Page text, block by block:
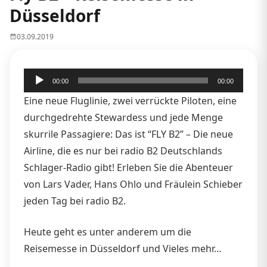
Düsseldorf
03.09.2019
Audio-
Player
00:00 00:00
Eine neue Fluglinie, zwei verrückte Piloten, eine
durchgedrehte Stewardess und jede Menge
skurrile Passagiere: Das ist “FLY B2” – Die neue
Airline, die es nur bei radio B2 Deutschlands
Schlager-Radio gibt! Erleben Sie die Abenteuer
von Lars Vader, Hans Ohlo und Fräulein Schieber
jeden Tag bei radio B2.
Heute geht es unter anderem um die
Reisemesse in Düsseldorf und Vieles mehr…